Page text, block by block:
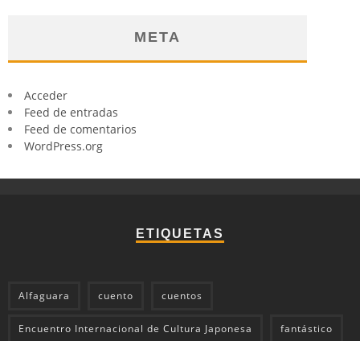
META
Acceder
Feed de entradas
Feed de comentarios
WordPress.org
ETIQUETAS
Alfaguara cuento cuentos
Encuentro Internacional de Cultura Japonesa fantástico